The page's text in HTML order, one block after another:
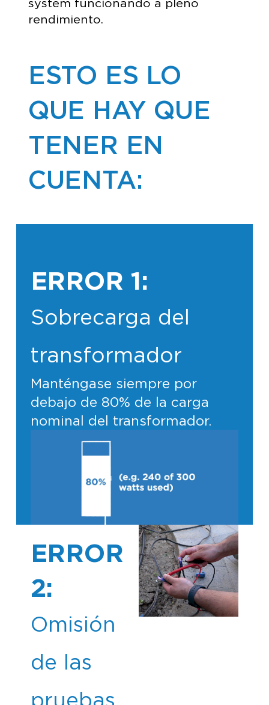
rendimiento.
ESTO ES LO
QUE HAY QUE
TENER EN
CUENTA:
ERROR 1:
Sobrecarga del
transformador
Manténgase siempre por
debajo de 80% de la carga
nominal del transformador.
ERROR
2:
Omisión
de las
pruebas